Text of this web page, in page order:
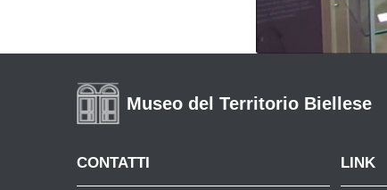
Museo del Territorio Biellese
CONTATTI LINK